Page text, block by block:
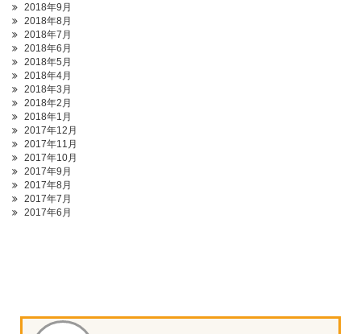
2018年9月
2018年8月
2018年7月
2018年6月
2018年5月
2018年4月
2018年3月
2018年2月
2018年1月
2017年12月
2017年11月
2017年10月
2017年9月
2017年8月
2017年7月
2017年6月